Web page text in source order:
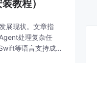
教程）
展现状。文章指
处理复杂任
等语言支持成